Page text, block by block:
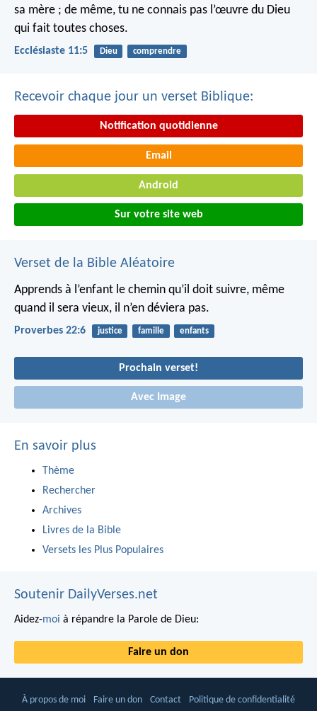
sa mère ; de même, tu ne connais pas l’œuvre du Dieu
qui fait toutes choses.
Ecclésiaste 11:5 Dieu comprendre
Recevoir chaque jour un verset Biblique:
Notification quotidienne
Email
Android
Sur votre site web
Verset de la Bible Aléatoire
Apprends à l’enfant le chemin qu’il doit suivre, même
quand il sera vieux, il n’en déviera pas.
Proverbes 22:6 justice famille enfants
Prochain verset!
Avec Image
En savoir plus
Thème
Rechercher
Archives
Livres de la Bible
Versets les Plus Populaires
Soutenir DailyVerses.net
Aidez-moi à répandre la Parole de Dieu:
Faire un don
À propos de moi Faire un don Contact Politique de confidentialité